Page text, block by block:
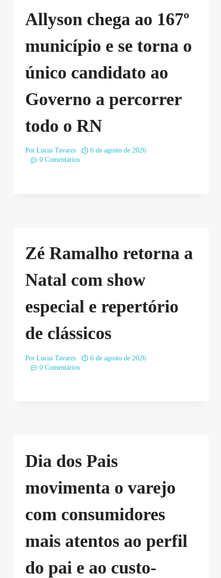
Allyson chega ao 167º
município e se torna o
único candidato ao
Governo a percorrer
todo o RN
Por Lucas Tavares
6 de agosto de 2026
0 Comentários
Zé Ramalho retorna a
Natal com show
especial e repertório
de clássicos
Por Lucas Tavares
6 de agosto de 2026
0 Comentários
Dia dos Pais
movimenta o varejo
com consumidores
mais atentos ao perfil
do pai e ao custo-